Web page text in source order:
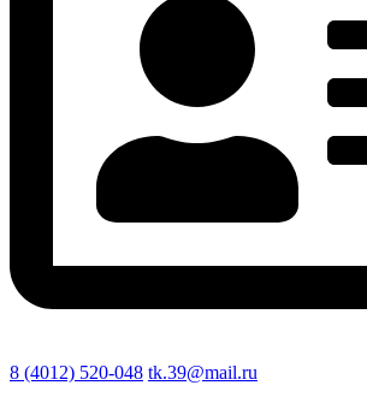
8 (4012) 520-048 tk.39@mail.ru